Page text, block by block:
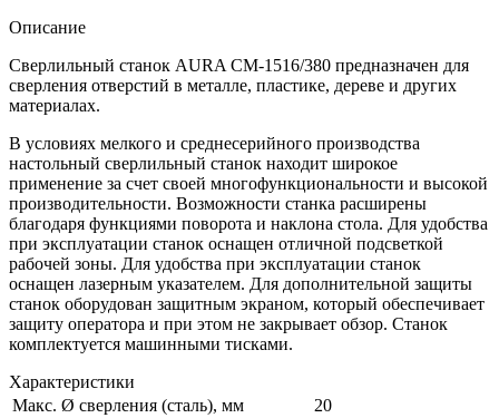
Описание
Сверлильный станок AURA CM-1516/380 предназначен для
сверления отверстий в металле, пластике, дереве и других
материалах.
В условиях мелкого и среднесерийного производства
настольный сверлильный станок находит широкое
применение за счет своей многофункциональности и высокой
производительности. Возможности станка расширены
благодаря функциями поворота и наклона стола. Для удобства
при эксплуатации станок оснащен отличной подсветкой
рабочей зоны. Для удобства при эксплуатации станок
оснащен лазерным указателем. Для дополнительной защиты
станок оборудован защитным экраном, который обеспечивает
защиту оператора и при этом не закрывает обзор. Станок
комплектуется машинными тисками.
Характеристики
Макс. Ø сверления (сталь), мм
20